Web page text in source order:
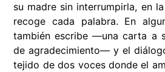
su madre sin interrumpirla, en
recoge cada palabra. En
también escribe —una carta a
de agradecimiento— y el
tejido de dos voces donde el